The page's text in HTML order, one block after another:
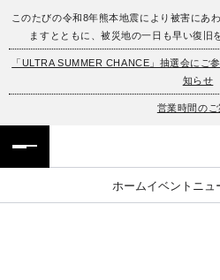
このたびの令和8年熊本地震により被害にあ
ますとともに、被災地の一日も早い復旧
「ULTRA SUMMER CHANCE」抽選会にご
知らせ
営業時間のご
ホームイベント ニュ
フロアガイド
施設案内・アクセス
ENGLISH
繁体字